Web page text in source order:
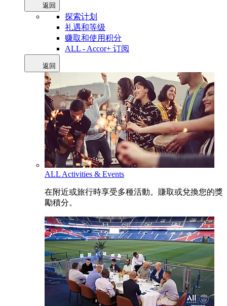
返回
探索计划
礼遇和等级
赚取和使用积分
ALL - Accor+ 订阅
返回
ALL Activities & Events
在附近或旅行時享受多種活動。賺取或兌換您的獎
勵積分。